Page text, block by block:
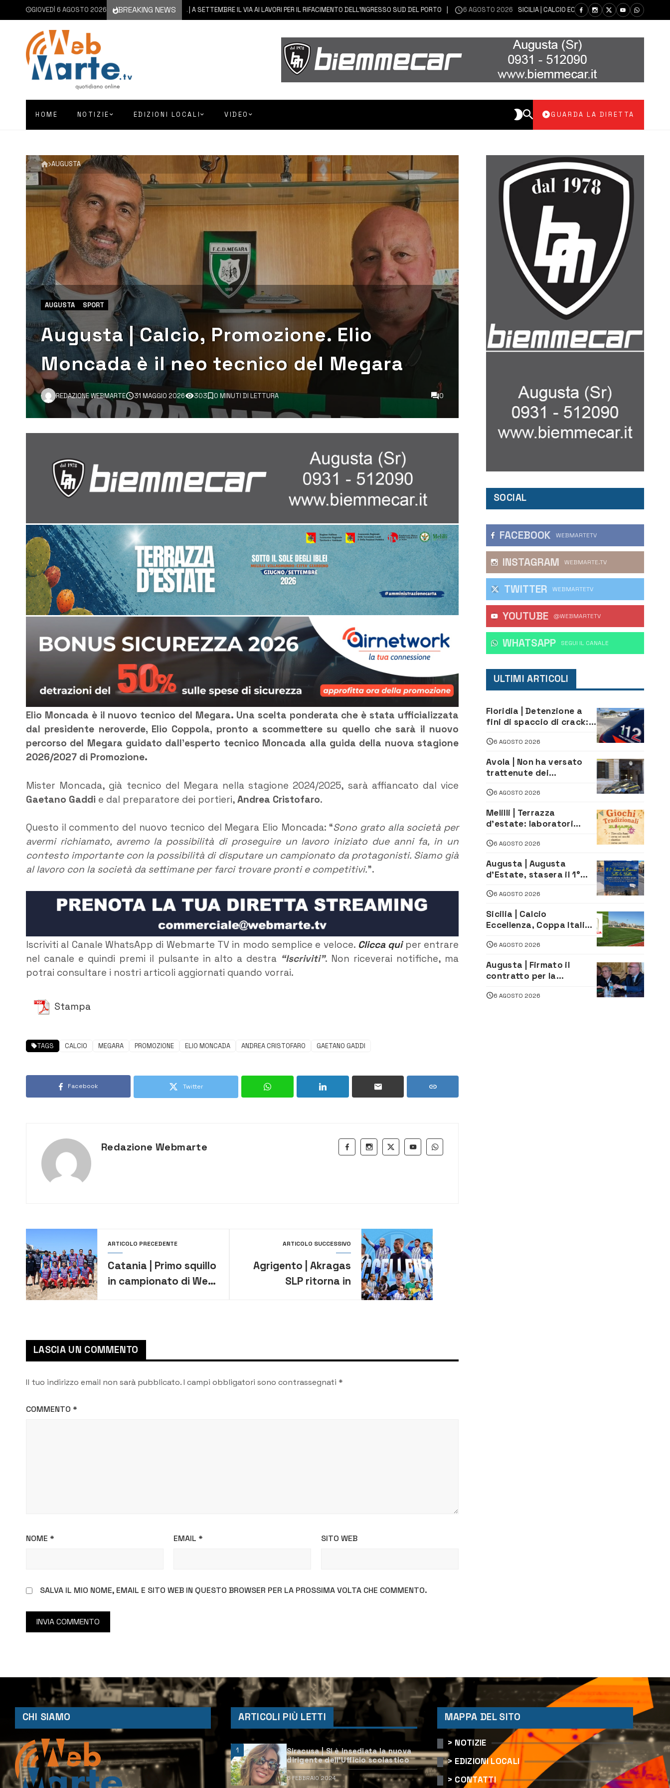
GIOVEDÌ 6 AGOSTO 2026 BREAKING NEWS
6 AGOSTO 2026 CATANIA | A SETTEMBRE IL VIA AI LAVORI PER IL RIFACIMENTO DELL’INGRESSO SUD DEL PORTO 6 AGOSTO 2026 SICILIA | CALCIO ECCELLENZA, COPPA ITALIA: IL 30 AGOSTO
HOME NOTIZIE EDIZIONI LOCALI VIDEO GUARDA LA DIRETTA
AUGUSTA
AUGUSTA SPORT
Augusta | Calcio, Promozione. Elio
Moncada è il neo tecnico del Megara
REDAZIONE WEBMARTE 31 MAGGIO 2026 303 0 MINUTI DI LETTURA 0
Elio Moncada è il nuovo tecnico del Megara. Una scelta ponderata che è stata ufficializzata
dal presidente neroverde, Elio Coppola, pronto a scommettere su quello che sarà il nuovo
percorso del Megara guidato dall’esperto tecnico Moncada alla guida della nuova stagione
2026/2027 di Promozione.
Mister Moncada, già tecnico del Megara nella stagione 2024/2025, sarà affiancato dal vice
Gaetano Gaddi e dal preparatore dei portieri, Andrea Cristofaro.
Questo il commento del nuovo tecnico del Megara Elio Moncada: “Sono grato alla società per
avermi richiamato, avremo la possibilità di proseguire un lavoro iniziato due anni fa, in un
contesto importante con la possibilità di disputare un campionato da protagonisti. Siamo già
al lavoro con la società da settimane per farci trovare pronti e competitivi.”.
Iscriviti al Canale WhatsApp di Webmarte TV in modo semplice e veloce. Clicca quiper entrare
nel canale e quindi premi il pulsante in alto a destra “Iscriviti”. Non riceverai notifiche, ma
potrai consultare i nostri articoli aggiornati quando vorrai.
Stampa
TAGS CALCIO MEGARA PROMOZIONE ELIO MONCADA ANDREA CRISTOFARO GAETANO GADDI
Facebook Twitter
Redazione Webmarte
ARTICOLO PRECEDENTE
Catania | Primo squillo
in campionato di We
ARTICOLO SUCCESSIVO
Agrigento | Akragas
SLP ritorna in
LASCIA UN COMMENTO
Il tuo indirizzo email non sarà pubblicato.I campi obbligatori sono contrassegnati *
COMMENTO *
NOME * EMAIL * SITO WEB
SALVA IL MIO NOME, EMAIL E SITO WEB IN QUESTO BROWSER PER LA PROSSIMA VOLTA CHE COMMENTO.
SOCIAL
FACEBOOK WEBMARTETV
INSTAGRAM WEBMARTE.TV
TWITTER WEBMARTETV
YOUTUBE @WEBMARTETV
WHATSAPP ‎SEGUI IL CANALE
ULTIMI ARTICOLI
Floridia | Detenzione a
fini di spaccio di crack:
6 AGOSTO 2026
Avola | Non ha versato
trattenute dei
oltre 700 mila euro a
imprenditore della
climatizzazione
6 AGOSTO 2026
Melilli | Terrazza
d’estate: laboratori
styling e giochi
tradizionali di Zuimama,
ecco come iscriversi
6 AGOSTO 2026
Augusta | Augusta
d’Estate, stasera il 1°
le Stelle: piazza
D’Astorga già sold out
6 AGOSTO 2026
Sicilia | Calcio
Eccellenza, Coppa Italia:
andata
6 AGOSTO 2026
Augusta | Firmato il
contratto per la
depuratore delle acque
6 AGOSTO 2026
CHI SIAMO ARTICOLI PIÙ LETTI
1
Siracusa | Si è insediata la nuova
dirigente dell’Ufficio scolastico
6 FEBBRAIO 2024
MAPPA DEL SITO
> NOTIZIE
> EDIZIONI LOCALI
> CONTATTI